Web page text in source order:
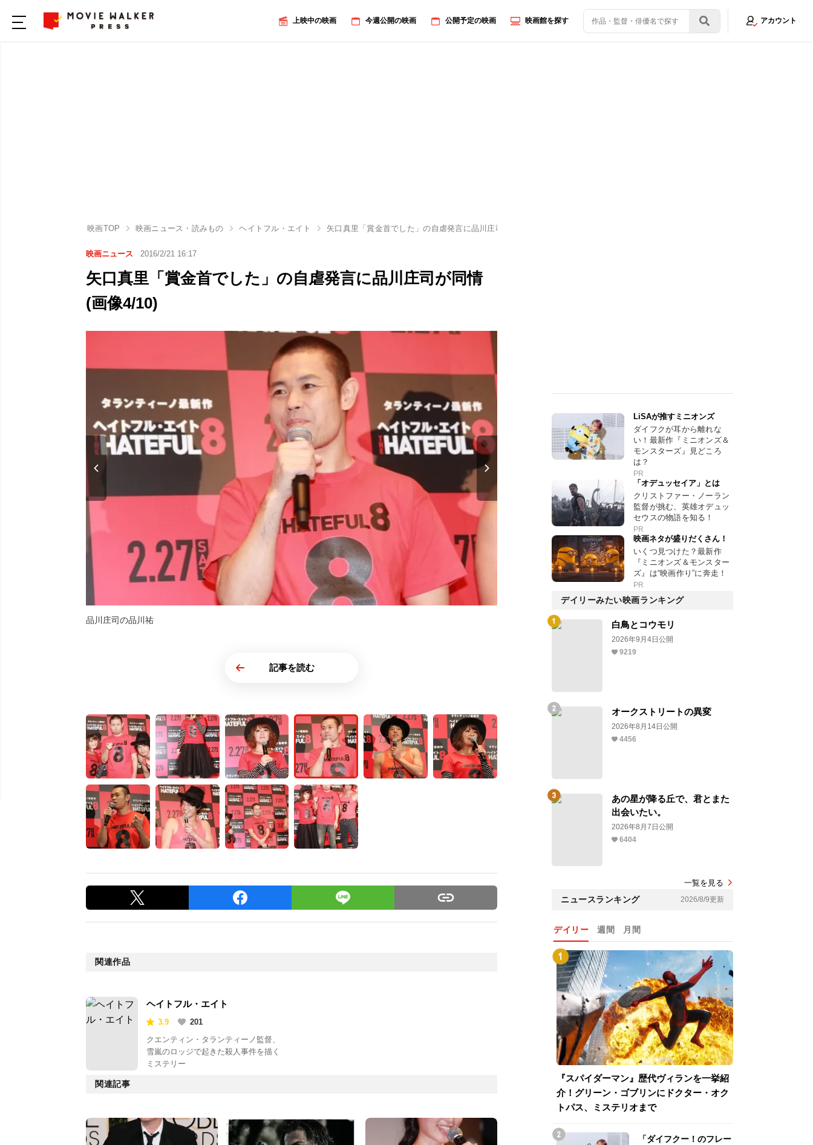
上映中の映画 今週公開の映画 公開予定の映画 映画館を探す アカウント
映画TOP 映画ニュース・読みもの ヘイトフル・エイト 矢口真里「賞金首でした」の自虐発言に品川庄司が同情
映画ニュース 2016/2/21 16:17
矢口真里「賞金首でした」の自虐発言に品川庄司が同情
(画像4/10)
品川庄司の品川祐
記事を読む
関連作品
ヘイトフル・エイト
3.9
201
クエンティン・タランティーノ監督、
雪嵐のロッジで起きた殺人事件を描く
ミステリー
関連記事
LiSAが推すミニオンズ
ダイフクが耳から離れな
い！最新作『ミニオンズ＆
モンスターズ』見どころ
は？
PR
「オデュッセイア」とは
クリストファー・ノーラン
監督が挑む、英雄オデュッ
セウスの物語を知る！
PR
映画ネタが盛りだくさん！
いくつ見つけた？最新作
『ミニオンズ＆モンスター
ズ』は“映画作り”に奔走！
PR
デイリーみたい映画ランキング
白鳥とコウモリ
2026年9月4日公開
9219
オークストリートの異変
2026年8月14日公開
4456
あの星が降る丘で、君とまた
出会いたい。
2026年8月7日公開
6404
一覧を見る
ニュースランキング 2026/8/9更新
デイリー 週間 月間
『スパイダーマン』歴代ヴィランを一挙紹
介！グリーン・ゴブリンにドクター・オク
トパス、ミステリオまで
「ダイフクー！のフレー